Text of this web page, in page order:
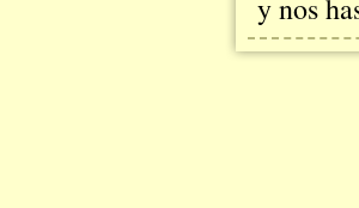
y nos